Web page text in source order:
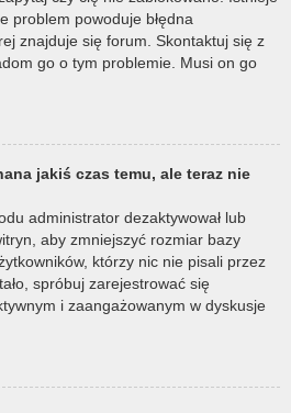
problem powoduje błędna
znajduje się forum. Skontaktuj się z
go o tym problemie. Musi on go
jakiś czas temu, ale teraz nie
administrator dezaktywował lub
aby zmniejszyć rozmiar bazy
którzy nic nie pisali przez
spróbuj zarejestrować się
i zaangażowanym w dyskusje